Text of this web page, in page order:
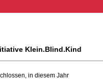
Klein.Blind.Kind
in diesem Jahr